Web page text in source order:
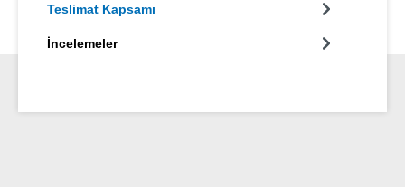
Teslimat Kapsamı
İncelemeler